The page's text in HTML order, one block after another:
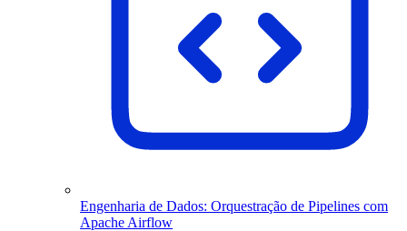
Engenharia de Dados: Orquestração de Pipelines com
Apache Airflow